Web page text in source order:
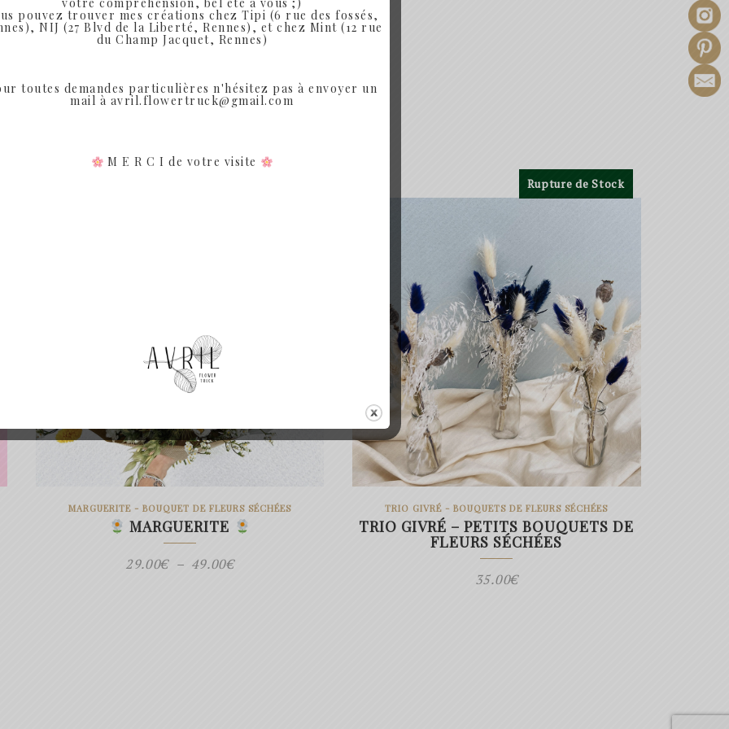
SHARE:
MARGUERITE - BOUQUET DE FLEURS SÉCHÉES
MARGUERITE
29.00€ – 49.00€Plage
Rupture de Stock
TRIO GIVRÉ - BOUQUETS DE FLEURS SÉCHÉES
TRIO GIVRÉ – PETITS BOUQUETS DE
FLEURS SÉCHÉES
35.00€
votre compréhension, bel été a vous ;)
pouvez trouver mes créations chez Tipi (6 rue des fossés,
NIJ (27 Blvd de la Liberté, Rennes), et chez Mint (12 rue
du Champ Jacquet, Rennes)
toutes demandes particulières n'hésitez pas à envoyer un
mail à avril.flowertruck@gmail.com
M E R C I de votre visite